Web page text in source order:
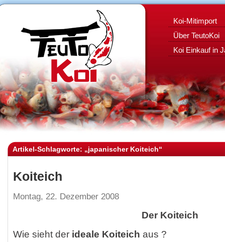
Koi-Mitimport
Über TeutoKoi
Koi Einkauf in
Artikel-Schlagworte: „japanischer Koiteich“
Koiteich
Montag, 22. Dezember 2008
Der Koiteich
Wie sieht der ideale Koiteich aus ?